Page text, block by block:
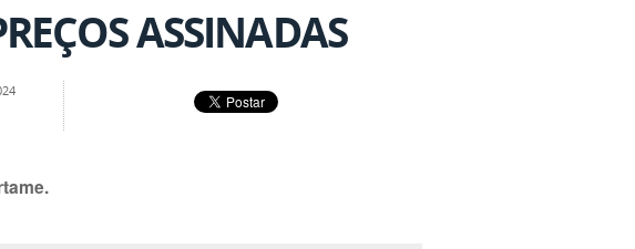
ASSINADAS